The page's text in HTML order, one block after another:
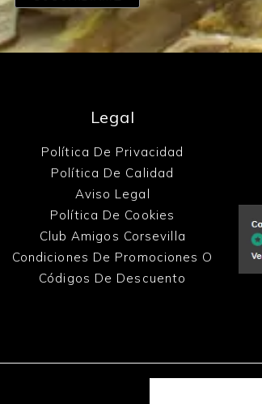
Legal
Política De Privacidad
Política De Calidad
Aviso Legal
Política De Cookies
Club Amigos Corsevilla
Condiciones De Promociones O
Códigos De Descuento